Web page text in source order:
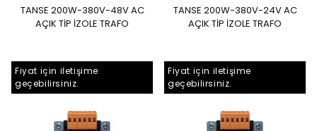
TANSE 200W-380V-48V AC
AÇIK TİP İZOLE TRAFO
TANSE 200W-380V-24V AC
AÇIK TİP İZOLE TRAFO
Fiyat için iletişime
geçebilirsiniz.
Fiyat için iletişime
geçebilirsiniz.